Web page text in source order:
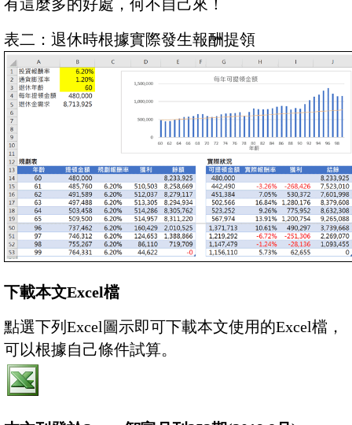
有這麼多的好處，何不自己來！
表二：退休時根據實際發生報酬提領
下載本文Excel檔
點選下列Excel圖示即可下載本文使用的Excel檔，
可以根據自己條件試算。